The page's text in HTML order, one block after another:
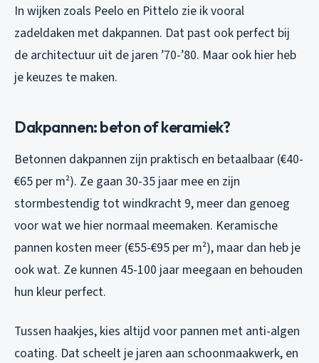
In wijken zoals Peelo en Pittelo zie ik vooral
zadeldaken met dakpannen. Dat past ook perfect bij
de architectuur uit de jaren ’70-’80. Maar ook hier heb
je keuzes te maken.
Dakpannen: beton of keramiek?
Betonnen dakpannen zijn praktisch en betaalbaar (€40-
€65 per m²). Ze gaan 30-35 jaar mee en zijn
stormbestendig tot windkracht 9, meer dan genoeg
voor wat we hier normaal meemaken. Keramische
pannen kosten meer (€55-€95 per m²), maar dan heb je
ook wat. Ze kunnen 45-100 jaar meegaan en behouden
hun kleur perfect.
Tussen haakjes, kies altijd voor pannen met anti-algen
coating. Dat scheelt je jaren aan schoonmaakwerk, en